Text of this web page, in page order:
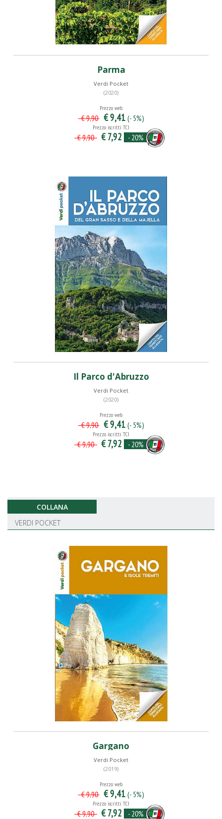
Parma
Verdi Pocket
(2020)
Prezzo web
€ 9,90 € 9,41 (- 5%)
Prezzo iscritti TCI
€ 9,90 € 7,92 - 20%
Il Parco d'Abruzzo
Verdi Pocket
(2020)
Prezzo web
€ 9,90 € 9,41 (- 5%)
Prezzo iscritti TCI
€ 9,90 € 7,92 - 20%
COLLANA
VERDI POCKET
Gargano
Verdi Pocket
(2019)
Prezzo web
€ 9,90 € 9,41 (- 5%)
Prezzo iscritti TCI
€ 9,90 € 7,92 - 20%